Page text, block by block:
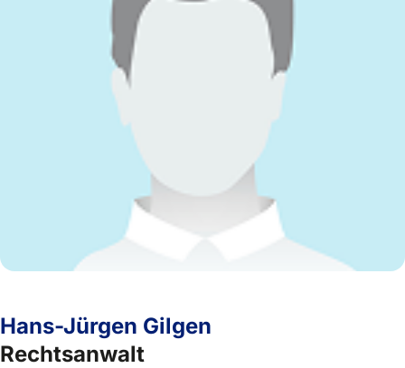
Hans-Jürgen Gilgen
Rechtsanwalt